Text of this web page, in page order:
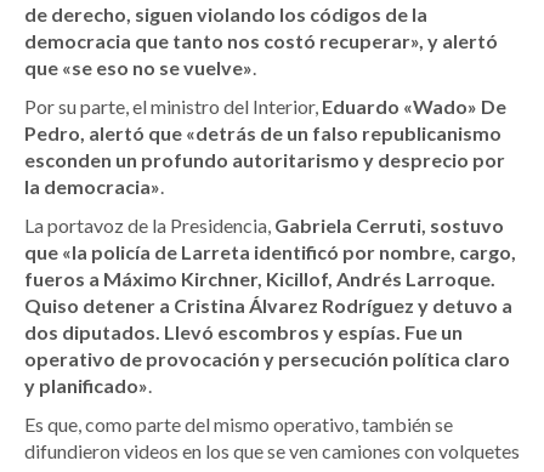
de derecho, siguen violando los códigos de la
democracia que tanto nos costó recuperar», y alertó
que «se eso no se vuelve».
Por su parte, el ministro del Interior, Eduardo «Wado» De
Pedro, alertó que «detrás de un falso republicanismo
esconden un profundo autoritarismo y desprecio por
la democracia».
La portavoz de la Presidencia, Gabriela Cerruti, sostuvo
que «la policía de Larreta identificó por nombre, cargo,
fueros a Máximo Kirchner, Kicillof, Andrés Larroque.
Quiso detener a Cristina Álvarez Rodríguez y detuvo a
dos diputados. Llevó escombros y espías. Fue un
operativo de provocación y persecución política claro
y planificado».
Es que, como parte del mismo operativo, también se
difundieron videos en los que se ven camiones con volquetes